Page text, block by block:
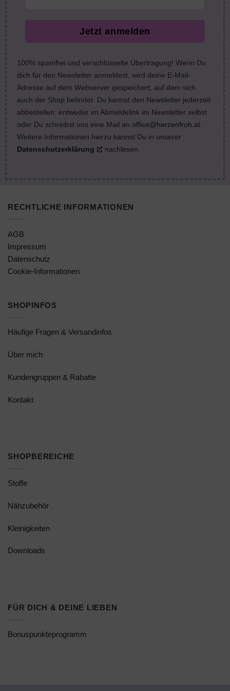
Jetzt anmelden
100% spamfrei und verschlüsselte Übertragung! Wenn Du
dich für den Newsletter anmeldest, wird deine E-Mail-
Adresse auf dem Webserver gespeichert, auf dem sich
auch der Shop befindet. Du kannst den Newsletter jederzeit
abbestellen: entweder im Abmeldelink im Newsletter selbst
oder Du schreibst uns eine Mail an office@herzenfroh.at.
Weitere Informationen hierzu kannst Du in unserer
Datenschutzerklärung
nachlesen.
RECHTLICHE INFORMATIONEN
AGB
Impressum
Datenschutz
Cookie-Informationen
SHOPINFOS
Häufige Fragen & Versandinfos
Über mich
Kundengruppen & Rabatte
Kontakt
SHOPBEREICHE
Stoffe
Nähzubehör
Kleinigkeiten
Downloads
FÜR DICH & DEINE LIEBEN
Bonuspunkteprogramm